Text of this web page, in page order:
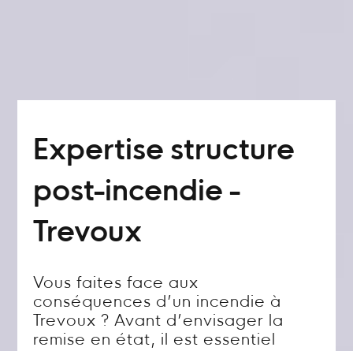
Expertise structure
post-incendie -
Trevoux
Vous faites face aux
conséquences d’un incendie à
Trevoux ? Avant d’envisager la
remise en état, il est essentiel